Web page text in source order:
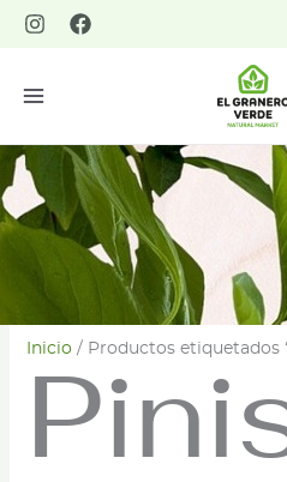
Inicio / Productos etiquetados